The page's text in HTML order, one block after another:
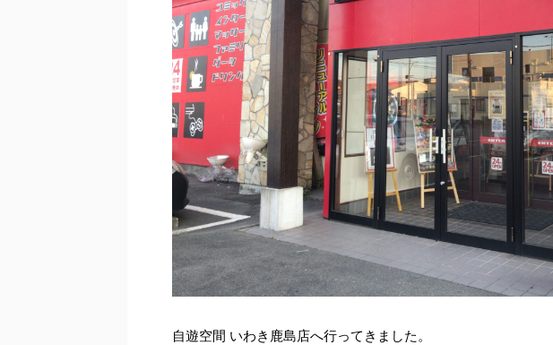
自遊空間 いわき鹿島店へ行ってきました。